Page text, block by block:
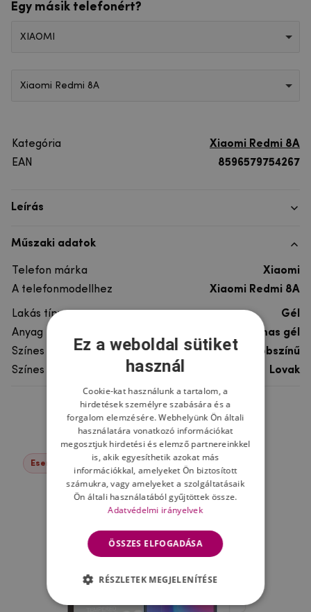
Egy másik telefonért?
XIAOMI
Xiaomi Redmi 8A
Kategória
Xiaomi Redmi 8A
EAN
8596579754267
Leírás
Műszaki adatok
Telefon márka
Xiaomi
A telefonmodellhez
Xiaomi Redmi 8A
Lakás típusa
Gél
Anyag
rugalmas gél
Színes
többszínű
Színes motívum
Lovak
Ne felejtsd el
Események -76%
Ez a weboldal sütiket
használ
Cookie-kat használunk a tartalom, a
hirdetések személyre szabására és a
forgalom elemzésére. Webhelyünk Ön általi
használatára vonatkozó információkat
megosztjuk hirdetési és elemző partnereinkkel
is, akik egyesíthetik azokat más
információkkal, amelyeket Ön biztosított
számukra, vagy amelyeket a szolgáltatásaik
Ön általi használatából gyűjtöttek össze.
Adatvédelmi irányelvek
ÖSSZES ELFOGADÁSA
RÉSZLETEK MEGJELENÍTÉSE